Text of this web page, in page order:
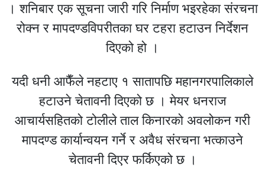
। शनिबार एक सूचना जारी गरि निर्माण भइरहेका संरचना
रोक्न र मापदण्डविपरीतका घर टहरा हटाउन निर्देशन
दिएको हो ।
यदी धनी आफैँले नहटाए १ सातापछि महानगरपालिकाले
हटाउने चेतावनी दिएको छ । मेयर धनराज
आचार्यसहितको टोलीले ताल किनारको अवलोकन गरी
मापदण्ड कार्यान्वयन गर्ने र अवैध संरचना भत्काउने
चेतावनी दिएर फर्किएको छ ।